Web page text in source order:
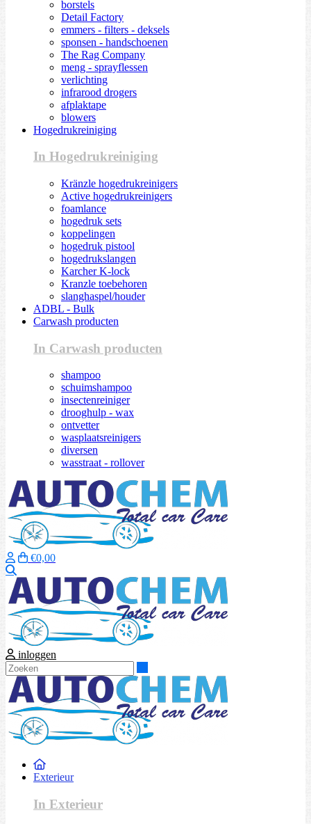
borstels
Detail Factory
emmers - filters - deksels
sponsen - handschoenen
The Rag Company
meng - sprayflessen
verlichting
infrarood drogers
afplaktape
blowers
Hogedrukreiniging
In Hogedrukreiniging
Kränzle hogedrukreinigers
Active hogedrukreinigers
foamlance
hogedruk sets
koppelingen
hogedruk pistool
hogedrukslangen
Karcher K-lock
Kranzle toebehoren
slanghaspel/houder
ADBL - Bulk
Carwash producten
In Carwash producten
shampoo
schuimshampoo
insectenreiniger
drooghulp - wax
ontvetter
wasplaatsreinigers
diversen
wasstraat - rollover
€0,00
inloggen
Exterieur
In Exterieur